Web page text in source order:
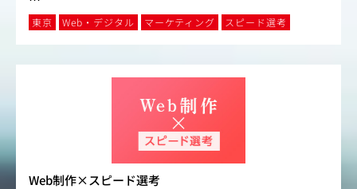
東京 Web・デジタル マーケティング スピード選考
Web制作×スピード選考